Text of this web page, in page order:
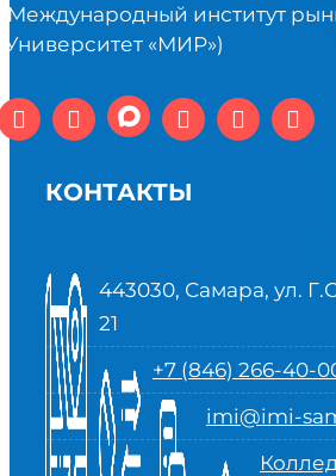
институт
«МИР»)
КОНТАКТЫ
443030, Самара, ул.
21
+7 (846) 266-40-
imi@imi-